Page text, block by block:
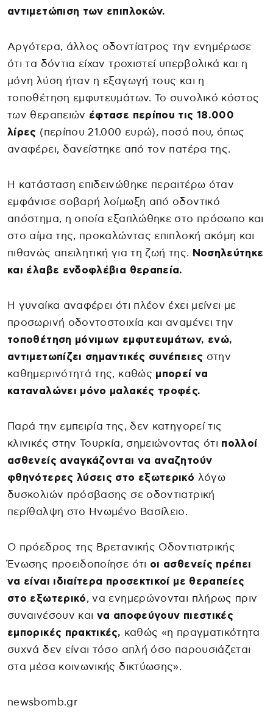
αντιμετώπιση των επιπλοκών.
Αργότερα, άλλος οδοντίατρος την ενημέρωσε
ότι τα δόντια είχαν τροχιστεί υπερβολικά και η
μόνη λύση ήταν η εξαγωγή τους και η
τοποθέτηση εμφυτευμάτων. Το συνολικό κόστος
των θεραπειών έφτασε περίπου τις 18.000
λίρες (περίπου 21.000 ευρώ), ποσό που, όπως
αναφέρει, δανείστηκε από τον πατέρα της.
Η κατάσταση επιδεινώθηκε περαιτέρω όταν
εμφάνισε σοβαρή λοίμωξη από οδοντικό
απόστημα, η οποία εξαπλώθηκε στο πρόσωπο και
στο αίμα της, προκαλώντας επιπλοκή ακόμη και
πιθανώς απειλητική για τη ζωή της. Νοσηλεύτηκε
και έλαβε ενδοφλέβια θεραπεία.
Η γυναίκα αναφέρει ότι πλέον έχει μείνει με
προσωρινή οδοντοστοιχία και αναμένει την
τοποθέτηση μόνιμων εμφυτευμάτων, ενώ,
αντιμετωπίζει σημαντικές συνέπειες στην
καθημερινότητά της, καθώς μπορεί να
καταναλώνει μόνο μαλακές τροφές.
Παρά την εμπειρία της, δεν κατηγορεί τις
κλινικές στην Τουρκία, σημειώνοντας ότι πολλοί
ασθενείς αναγκάζονται να αναζητούν
φθηνότερες λύσεις στο εξωτερικό λόγω
δυσκολιών πρόσβασης σε οδοντιατρική
περίθαλψη στο Ηνωμένο Βασίλειο.
Ο πρόεδρος της Βρετανικής Οδοντιατρικής
Ένωσης προειδοποίησε ότι οι ασθενείς πρέπει
να είναι ιδιαίτερα προσεκτικοί με θεραπείες
στο εξωτερικό, να ενημερώνονται πλήρως πριν
συναινέσουν και να αποφεύγουν πιεστικές
εμπορικές πρακτικές, καθώς «η πραγματικότητα
συχνά δεν είναι τόσο απλή όσο παρουσιάζεται
στα μέσα κοινωνικής δικτύωσης».
newsbomb.gr